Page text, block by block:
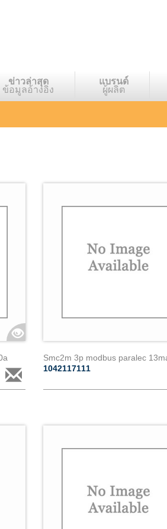
ข่าวล่าสุด
ข้อมูลอ้างอิง
แบรนด์
ผู้ผลิต
Smc2m 3p modbus paralec
1042117111